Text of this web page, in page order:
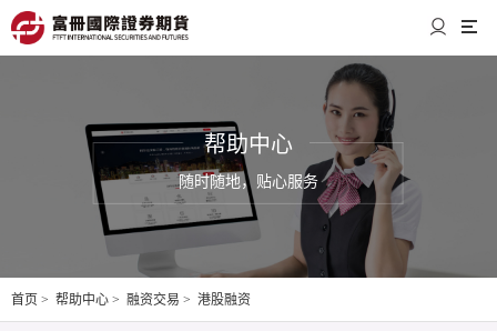
帮助中心
随时随地，贴心服务
首页 > 帮助中心 > 融资交易 > 港股融资